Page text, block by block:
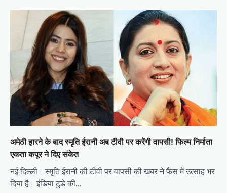
अमेठी हारने के बाद स्मृति ईरानी अब टीवी पर करेंगी वापसी! फिल्म निर्माता
एकता कपूर ने दिए संकेत
नई दिल्ली। स्मृति ईरानी की टीवी पर वापसी की खबर ने फैंस में उत्साह भर
दिया है। इंडिया टुडे की…